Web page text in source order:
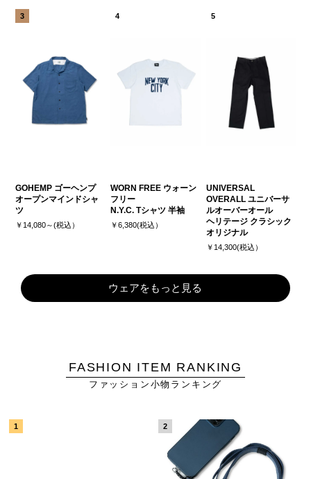
GOHEMP ゴーヘンプ
オープンマインドシャ
ツ
￥14,080～(税込）
WORN FREE ウォーン
フリー
N.Y.C. Tシャツ 半袖
￥6,380(税込）
UNIVERSAL
OVERALL ユニバーサ
ルオーバーオール
ヘリテージ クラシック
オリジナル
￥14,300(税込）
ウェアをもっと見る
FASHION ITEM RANKING
ファッション小物ランキング